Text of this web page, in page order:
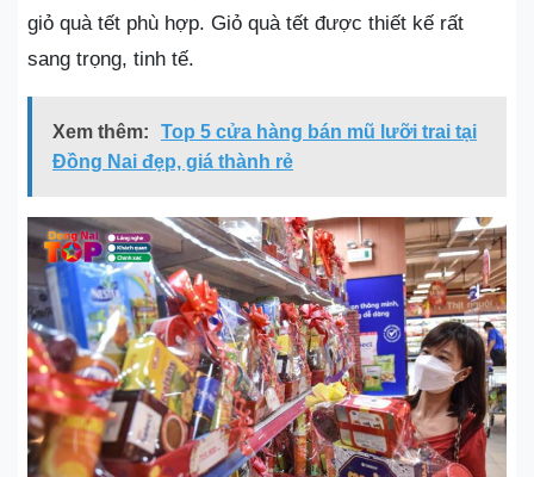
giỏ quà tết phù hợp. Giỏ quà tết được thiết kế rất
sang trọng, tinh tế.
Xem thêm:
Top 5 cửa hàng bán mũ lưỡi trai tại
Đồng Nai đẹp, giá thành rẻ